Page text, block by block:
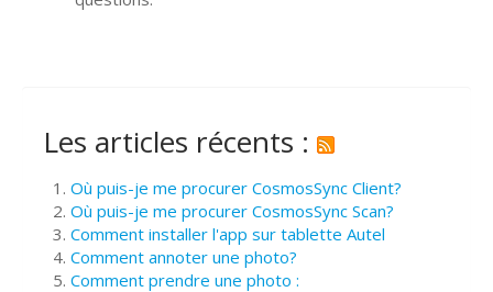
Les articles récents :
Où puis-je me procurer CosmosSync Client?
Où puis-je me procurer CosmosSync Scan?
Comment installer l'app sur tablette Autel
Comment annoter une photo?
Comment prendre une photo :